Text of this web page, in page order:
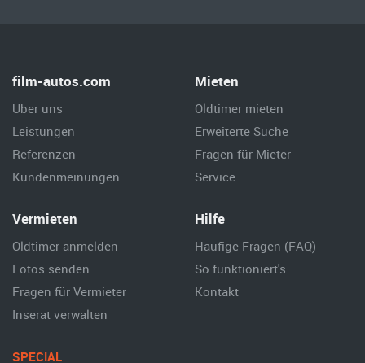
film-autos.com
Über uns
Leistungen
Referenzen
Kundenmeinungen
Mieten
Oldtimer mieten
Erweiterte Suche
Fragen für Mieter
Service
Vermieten
Oldtimer anmelden
Fotos senden
Fragen für Vermieter
Inserat verwalten
Hilfe
Häufige Fragen (FAQ)
So funktioniert's
Kontakt
SPECIAL